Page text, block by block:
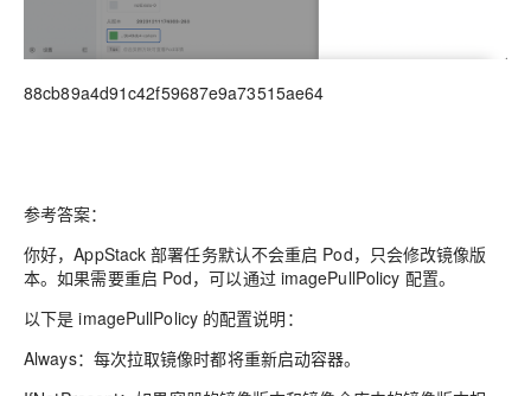
88cb89a4d91c42f59687e9a73515ae64
参考答案：
你好，AppStack 部署任务默认不会重启 Pod，只会修改镜像版
本。如果需要重启 Pod，可以通过 imagePullPolicy 配置。
以下是 imagePullPolicy 的配置说明：
Always：每次拉取镜像时都将重新启动容器。